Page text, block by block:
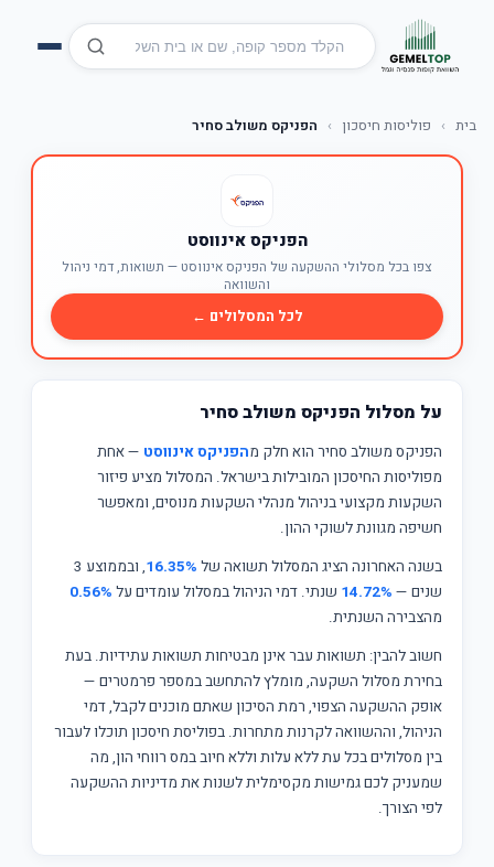
בית › פוליסות חיסכון › הפניקס משולב סחיר
הפניקס אינווסט
צפו בכל מסלולי ההשקעה של הפניקס אינווסט — תשואות, דמי ניהול
והשוואה
לכל המסלולים ←
על מסלול הפניקס משולב סחיר
הפניקס משולב סחיר הוא חלק מהפניקס אינווסט — אחת
מפוליסות החיסכון המובילות בישראל. המסלול מציע פיזור
השקעות מקצועי בניהול מנהלי השקעות מנוסים, ומאפשר
חשיפה מגוונת לשוקי ההון.
בשנה האחרונה הציג המסלול תשואה של 16.35%
, ובממוצע 3
שנים — 14.72% שנתי. דמי הניהול במסלול עומדים על 0.56%
מהצבירה השנתית.
חשוב להבין: תשואות עבר אינן מבטיחות תשואות עתידיות. בעת
בחירת מסלול השקעה, מומלץ להתחשב במספר פרמטרים —
אופק ההשקעה הצפוי, רמת הסיכון שאתם מוכנים לקבל, דמי
הניהול, וההשוואה לקרנות מתחרות. בפוליסת חיסכון תוכלו לעבור
בין מסלולים בכל עת ללא עלות וללא חיוב במס רווחי הון, מה
שמעניק לכם גמישות מקסימלית לשנות את מדיניות ההשקעה
לפי הצורך.